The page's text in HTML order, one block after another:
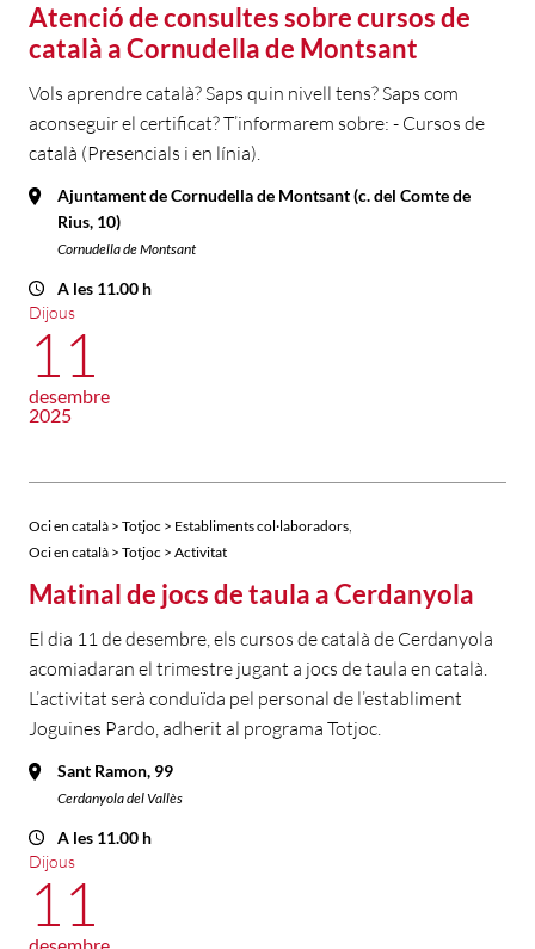
Atenció de consultes sobre cursos de
català a Cornudella de Montsant
Vols aprendre català? Saps quin nivell tens? Saps com
aconseguir el certificat? T’informarem sobre: - Cursos de
català (Presencials i en línia).
Ajuntament de Cornudella de Montsant (c. del Comte de
Rius, 10)
Cornudella de Montsant
A les 11.00 h
Dijous
11
desembre
2025
Oci en català > Totjoc > Establiments col·laboradors
Oci en català > Totjoc > Activitat
Matinal de jocs de taula a Cerdanyola
El dia 11 de desembre, els cursos de català de Cerdanyola
acomiadaran el trimestre jugant a jocs de taula en català.
L’activitat serà conduïda pel personal de l’establiment
Joguines Pardo, adherit al programa Totjoc.
Sant Ramon, 99
Cerdanyola del Vallès
A les 11.00 h
Dijous
11